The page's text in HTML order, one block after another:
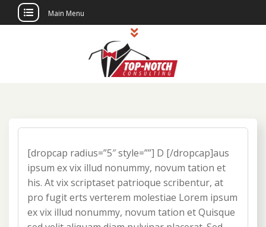
Main Menu
[dropcap radius=”5″ style=””] D [/dropcap]aus
ipsum ex vix illud nonummy, novum tation et
his. At vix scriptaset patrioque scribentur, at
pro fugit erts verterem molestiae Lorem ipsum
ex vix illud nonummy, novum tation et Quisque